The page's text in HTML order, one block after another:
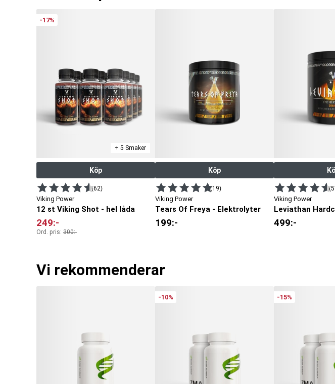
-17%
+ 5 Smaker
Köp
(62)
Viking Power
12 st Viking Shot - hel låda
249:-
Ord. pris: 300:-
Köp
(19)
Viking Power
Tears Of Freya - Elektrolyter
199:-
Viking Power
Leviathan
499:-
Vi rekommenderar
-10% -15%